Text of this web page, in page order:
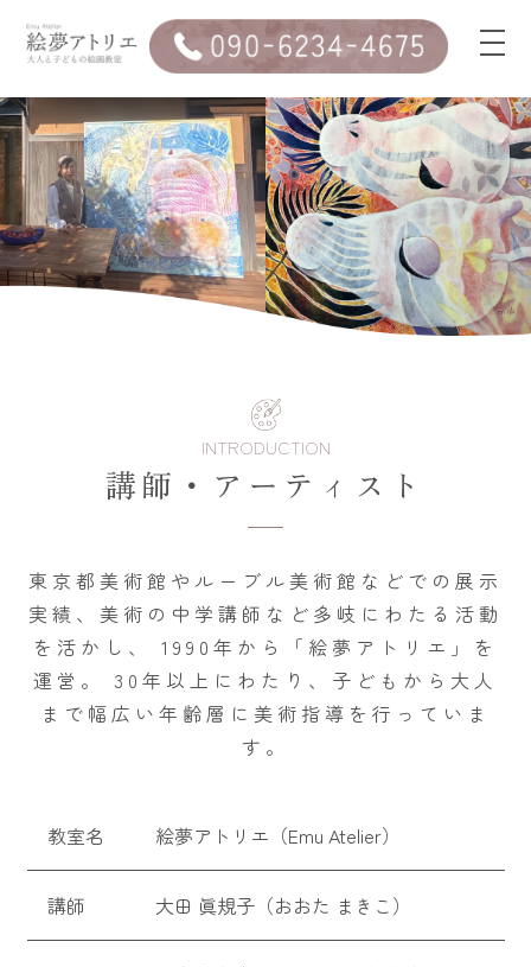
INTRODUCTION
講師・アーティスト
東京都美術館やルーブル美術館などでの展示
実績、美術の中学講師など多岐にわたる活動
を活かし、
1990年から「絵夢アトリエ」を
運営。
30年以上にわたり、子どもから大人
まで幅広い年齢層に美術指導を行っていま
す。
教室名 絵夢アトリエ（Emu Atelier）
講師 大田 眞規子（おおた まきこ）